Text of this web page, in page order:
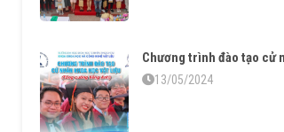
13/05/2024